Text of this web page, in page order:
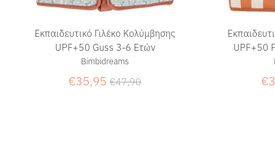
Εκπαιδευτικό Γιλέκο Κολύμβησης
UPF+50 Guss 3-6 Ετών
Bimbidreams
€35,95 Κανονική
€47,90
UPF+50